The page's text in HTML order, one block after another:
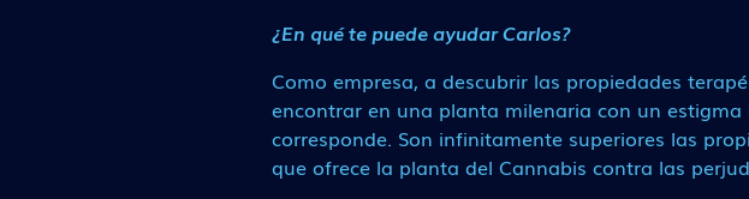
¿En qué te puede ayudar Carlos?
Como empresa, a descubrir las propiedades
encontrar en una planta milenaria con un
corresponde. Son infinitamente superiores las
que ofrece la planta del Cannabis contra las